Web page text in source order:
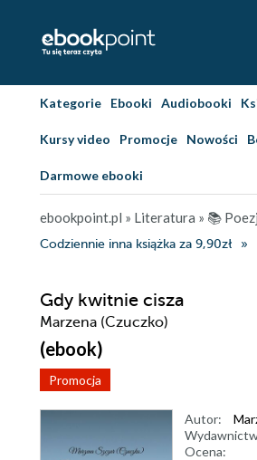
Kategorie Ebooki Audiobooki
Kursy video Promocje Nowości
Darmowe ebooki
ebookpoint.pl » Literatura » 📚
Codziennie inna książka za 9,90zł
Gdy kwitnie cisza
Marzena (Czuczko)
(ebook)
Promocja
Autor:
Ocena: